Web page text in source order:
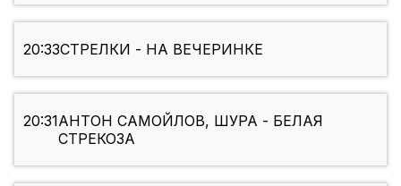
20:33СТРЕЛКИ - НА ВЕЧЕРИНКЕ
20:31АНТОН САМОЙЛОВ, ШУРА - БЕЛАЯ
СТРЕКОЗА